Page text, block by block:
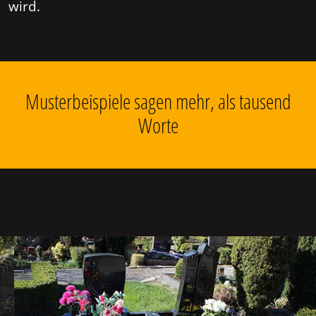
wird.
Musterbeispiele sagen mehr, als tausend
Worte